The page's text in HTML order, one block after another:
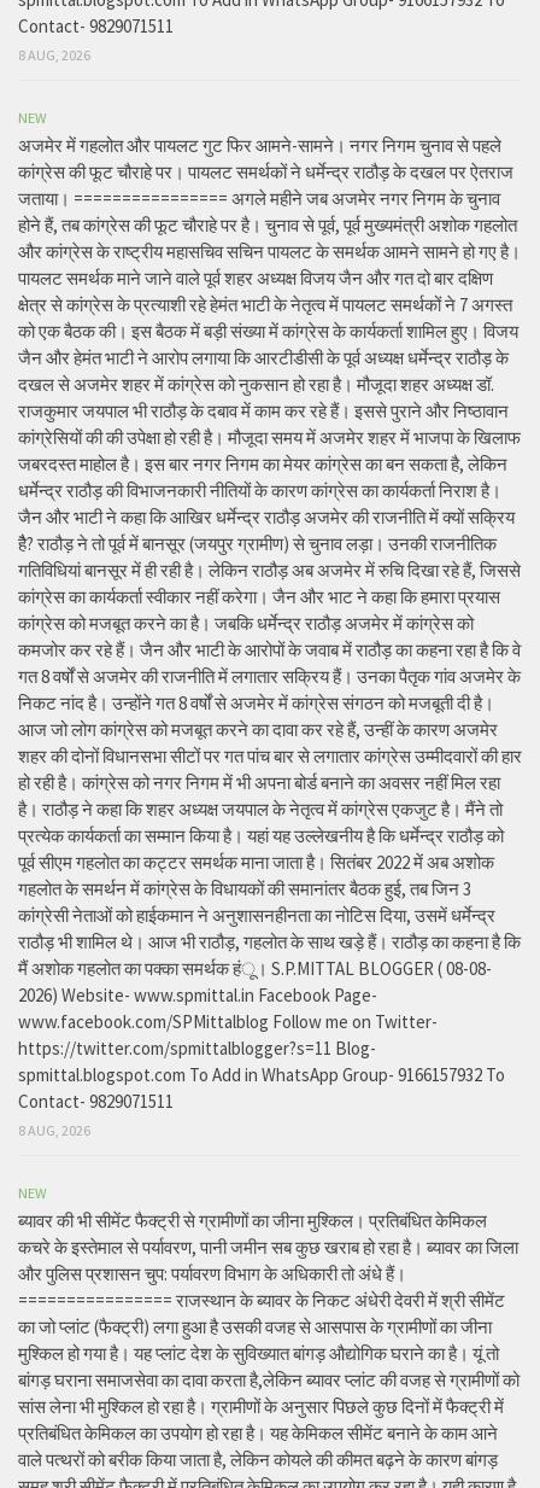
Contact- 9829071511
8 AUG, 2026
NEW
अजमेर में गहलोत और पायलट गुट फिर आमने-सामने। नगर निगम चुनाव से पहले
कांग्रेस की फूट चौराहे पर। पायलट समर्थकों ने धर्मेन्द्र राठौड़ के दखल पर ऐतराज
जताया। ================ अगले महीने जब अजमेर नगर निगम के चुनाव
होने हैं, तब कांग्रेस की फूट चौराहे पर है। चुनाव से पूर्व, पूर्व मुख्यमंत्री अशोक गहलोत
और कांग्रेस के राष्ट्रीय महासचिव सचिन पायलट के समर्थक आमने सामने हो गए है।
पायलट समर्थक माने जाने वाले पूर्व शहर अध्यक्ष विजय जैन और गत दो बार दक्षिण
क्षेत्र से कांग्रेस के प्रत्याशी रहे हेमंत भाटी के नेतृत्व में पायलट समर्थकों ने 7 अगस्त
को एक बैठक की। इस बैठक में बड़ी संख्या में कांग्रेस के कार्यकर्ता शामिल हुए। विजय
जैन और हेमंत भाटी ने आरोप लगाया कि आरटीडीसी के पूर्व अध्यक्ष धर्मेन्द्र राठौड़ के
दखल से अजमेर शहर में कांग्रेस को नुकसान हो रहा है। मौजूदा शहर अध्यक्ष डॉ.
राजकुमार जयपाल भी राठौड़ के दबाव में काम कर रहे हैं। इससे पुराने और निष्ठावान
कांग्रेसियों की की उपेक्षा हो रही है। मौजूदा समय में अजमेर शहर में भाजपा के खिलाफ
जबरदस्त माहोल है। इस बार नगर निगम का मेयर कांग्रेस का बन सकता है, लेकिन
धर्मेन्द्र राठौड़ की विभाजनकारी नीतियों के कारण कांग्रेस का कार्यकर्ता निराश है।
जैन और भाटी ने कहा कि आखिर धर्मेन्द्र राठौड़ अजमेर की राजनीति में क्यों सक्रिय
हैै? राठौड़ ने तो पूर्व में बानसूर (जयपुर ग्रामीण) से चुनाव लड़ा। उनकी राजनीतिक
गतिविधियां बानसूर में ही रही है। लेकिन राठौड़ अब अजमेर में रुचि दिखा रहे हैं, जिससे
कांग्रेस का कार्यकर्ता स्वीकार नहीं करेगा। जैन और भाट ने कहा कि हमारा प्रयास
कांग्रेस को मजबूत करने का है। जबकि धर्मेन्द्र राठौड़ अजमेर में कांग्रेस को
कमजोर कर रहे हैं। जैन और भाटी के आरोपों के जवाब में राठौड़ का कहना रहा है कि वे
गत 8 वर्षों से अजमेर की राजनीति में लगातार सक्रिय हैं। उनका पैतृक गांव अजमेर के
निकट नांद है। उन्होंने गत 8 वर्षों से अजमेर में कांग्रेस संगठन को मजबूती दी है।
आज जो लोग कांग्रेस को मजबूत करने का दावा कर रहे हैं, उन्हीं के कारण अजमेर
शहर की दोनों विधानसभा सीटों पर गत पांच बार से लगातार कांग्रेस उम्मीदवारों की हार
हो रही है। कांग्रेस को नगर निगम में भी अपना बोर्ड बनाने का अवसर नहीं मिल रहा
है। राठौड़ ने कहा कि शहर अध्यक्ष जयपाल के नेतृत्व में कांग्रेस एकजुट है। मैंने तो
प्रत्येक कार्यकर्ता का सम्मान किया है। यहां यह उल्लेखनीय है कि धर्मेन्द्र राठौड़ को
पूर्व सीएम गहलोत का कट्टर समर्थक माना जाता है। सितंबर 2022 में अब अशोक
गहलोत के समर्थन में कांग्रेस के विधायकों की समानांतर बैठक हुई, तब जिन 3
कांग्रेसी नेताओं को हाईकमान ने अनुशासनहीनता का नोटिस दिया, उसमें धर्मेन्द्र
राठौड़ भी शामिल थे। आज भी राठौड़, गहलोत के साथ खड़े हैं। राठौड़ का कहना है कि
मैं अशोक गहलोत का पक्का समर्थक हंू। S.P.MITTAL BLOGGER ( 08-08-
2026) Website- www.spmittal.in Facebook Page-
www.facebook.com/SPMittalblog Follow me on Twitter-
https://twitter.com/spmittalblogger?s=11 Blog-
spmittal.blogspot.com To Add in WhatsApp Group- 9166157932 To
Contact- 9829071511
8 AUG, 2026
NEW
ब्यावर की भी सीमेंट फैक्ट्री से ग्रामीणों का जीना मुश्किल। प्रतिबंधित केमिकल
कचरे के इस्तेमाल से पर्यावरण, पानी जमीन सब कुछ खराब हो रहा है। ब्यावर का जिला
और पुलिस प्रशासन चुप: पर्यावरण विभाग के अधिकारी तो अंधे हैं।
================ राजस्थान के ब्यावर के निकट अंधेरी देवरी में श्री सीमेंट
का जो प्लांट (फैक्ट्री) लगा हुआ है उसकी वजह से आसपास के ग्रामीणों का जीना
मुश्किल हो गया है। यह प्लांट देश के सुविख्यात बांगड़ औद्योगिक घराने का है। यूं तो
बांगड़ घराना समाजसेवा का दावा करता है,लेकिन ब्यावर प्लांट की वजह से ग्रामीणों को
सांस लेना भी मुश्किल हो रहा है। ग्रामीणों के अनुसार पिछले कुछ दिनों में फैक्ट्री में
प्रतिबंधित केमिकल का उपयोग हो रहा है। यह केमिकल सीमेंट बनाने के काम आने
वाले पत्थरों को बरीक किया जाता है, लेकिन कोयले की कीमत बढ़ने के कारण बांगड़